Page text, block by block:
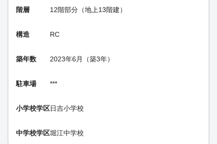
階層 12階部分（地上13階建）
構造 RC
築年数 2023年6月（築3年）
駐車場 ***
小学校学区日吉小学校
中学校学区堀江中学校